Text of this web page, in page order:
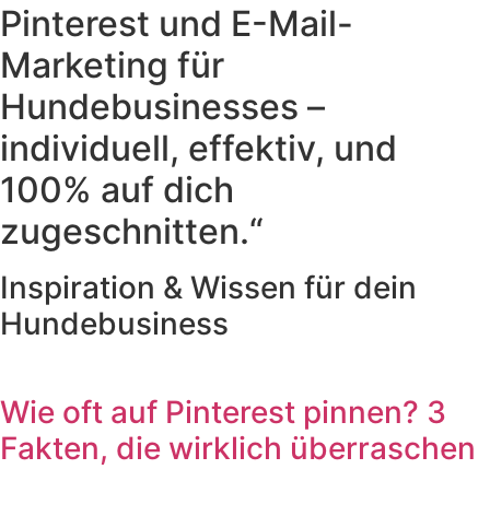
Pinterest und E-Mail-
Marketing für
Hundebusinesses –
individuell, effektiv, und
100% auf dich
zugeschnitten.“
Inspiration & Wissen für dein
Hundebusiness
Wie oft auf Pinterest pinnen? 3
Fakten, die wirklich überraschen